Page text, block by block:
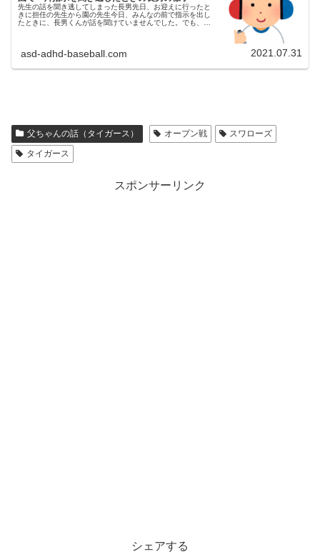
先生の話を聞き逃してしまった長男先日、お迎えに行ったと
きに担任の先生から園の先生今日、みんなの前で指示を出し
たときに、長男くんが話を聞けていませんでした。でも、周
asd-adhd-baseball.com 2021.07.31
父ちゃんの話（タイガース） オープン戦
スワローズ
タイガース
スポンサーリンク
シェアする